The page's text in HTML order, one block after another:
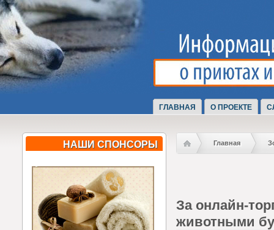
ГЛАВНАЯ О ПРОЕКТЕ
НАШИ СПОНСОРЫ Главная
За онлайн-
животными